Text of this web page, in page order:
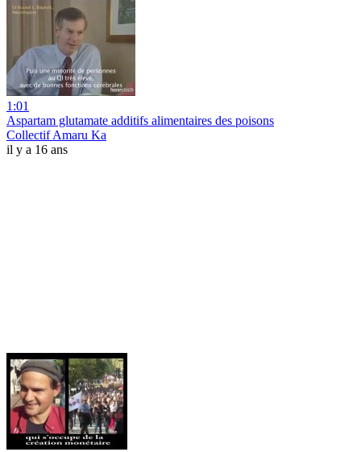
1:01
Aspartam glutamate additifs alimentaires des poisons
Collectif Amaru Ka
il y a 16 ans